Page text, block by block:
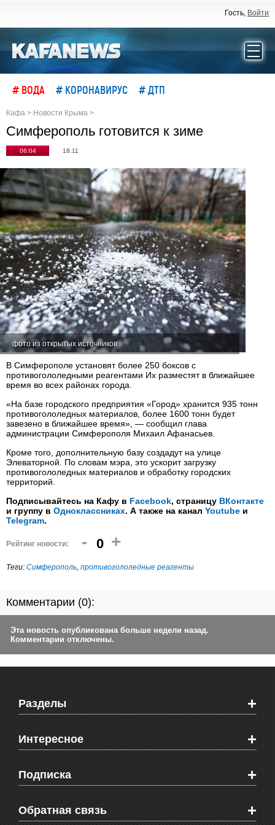
Гость, Войти
# ВОДА # КОРОНАВИРУС # ДТП
Кафа > Новости Крыма >
Симферополь готовится к зиме
06:04 18.11
фото из открытых источников
В Симферополе установят более 250 боксов с
противогололедными реагентами Их разместят в ближайшее
время во всех районах города.
«На базе городского предприятия «Город» хранится 935 тонн
противогололедных материалов, более 1600 тонн будет
завезено в ближайшее время», — сообщил глава
администрации Симферополя Михаил Афанасьев.
Кроме того, дополнительную базу создадут на улице
Элеваторной. По словам мэра, это ускорит загрузку
противогололедных материалов и обработку городских
территорий.
Подписывайтесь на Кафу в Facebook, страницу ВКонтакте
и группу в Одноклассниках. А также на канал Youtube и
Telegram.
Рейтинг новости: - 0 +
Теги: Симферополь, противогололедные реагенты
Комментарии (0):
Эта новость опубликована больше недели назад.
Комментарии отключены.
Разделы +
Новости Феодосии
Новости Крыма
Мировые новости
Объявления
Здоровье
СМС мнения читателей
Интересное +
Видео о Феодосии
Веб-камеры Феодосии
Блоги феодосийцев
Школы Феодосии
Подписка +
Печатная версия газеты "Кафа"
RSS
Обратная связь +